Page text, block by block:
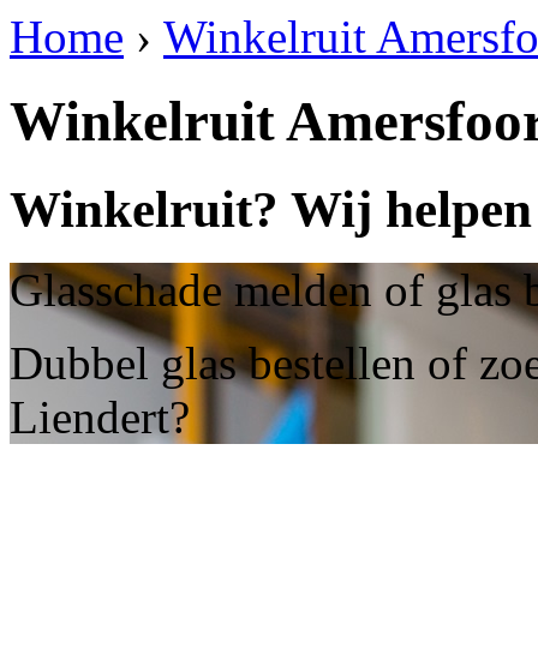
Home › Winkelruit
Winkelruit
Winkelruit? Wij
Glasschade melden of
Dubbel glas bestellen of
Liendert?